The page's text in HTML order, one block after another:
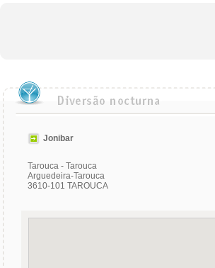
Jonibar
Tarouca - Tarouca
Arguedeira-Tarouca
3610-101 TAROUCA